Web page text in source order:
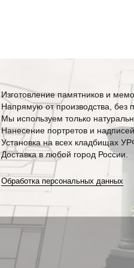
Изготовление памятников и
Напрямую от производства, без
Мы используем только
Нанесение портретов и
Установка на всех кладбищах
Доставка в любой город России.
Обработка персональных данных